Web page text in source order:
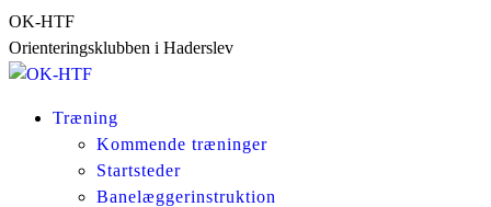
Skip
to
content
OK-HTF
Orienteringsklubben i Haderslev
Træning
Kommende træninger
Startsteder
Banelæggerinstruktion